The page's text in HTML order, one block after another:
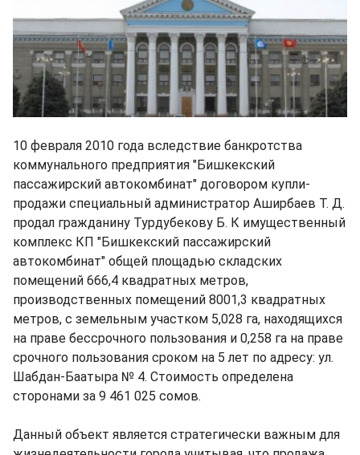
10 февраля 2010 года вследствие банкротства
коммунального предприятия "Бишкекский
пассажирский автокомбинат" договором купли-
продажи специальный администратор Аширбаев Т. Д.
продал гражданину Турдубекову Б. К имущественный
комплекс КП "Бишкекский пассажирский
автокомбинат" общей площадью складских
помещений 666,4 квадратных метров,
производственных помещений 8001,3 квадратных
метров, с земельным участком 5,028 га, находящихся
на праве бессрочного пользования и 0,258 га на праве
срочного пользования сроком на 5 лет по адресу: ул.
Шабдан-Баатыра № 4. Стоимость определена
сторонами за 9 461 025 сомов.
Данный объект является стратегически важным для